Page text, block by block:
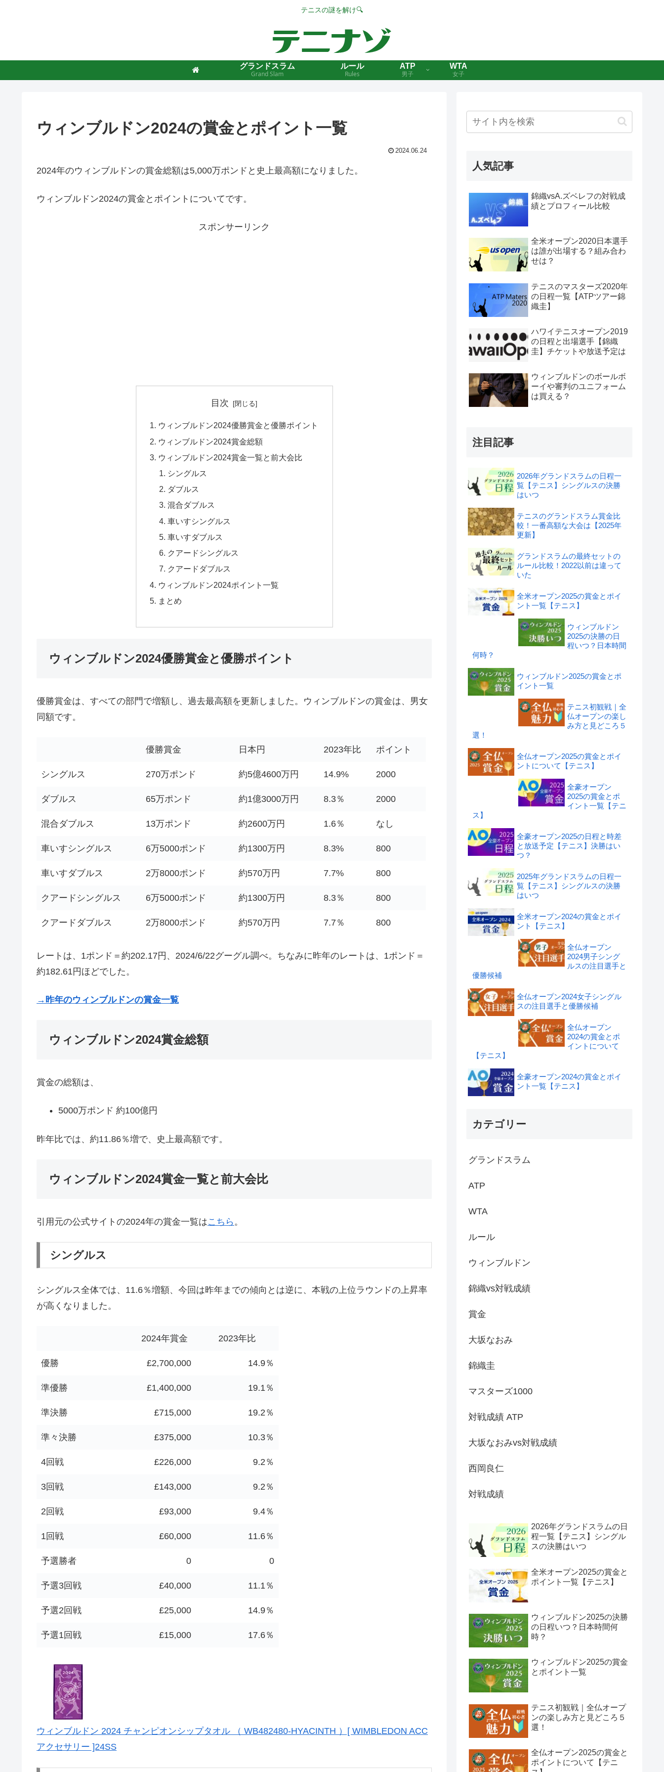
テニスの謎を解け🔍
グランドスラム
Grand Slam
ルール
Rules
ATP
男子
WTA
女子
ウィンブルドン2024の賞金とポイント一覧
2024.06.24
2024年のウィンブルドンの賞金総額は5,000万ポンドと史上最高額になりました。
ウィンブルドン2024の賞金とポイントについてです。
スポンサーリンク
目次
ウィンブルドン2024優勝賞金と優勝ポイント
ウィンブルドン2024賞金総額
ウィンブルドン2024賞金一覧と前大会比
シングルス
ダブルス
混合ダブルス
車いすシングルス
車いすダブルス
クアードシングルス
クアードダブルス
ウィンブルドン2024ポイント一覧
まとめ
ウィンブルドン2024優勝賞金と優勝ポイント
優勝賞金は、すべての部門で増額し、過去最高額を更新しました。ウィンブルドンの賞金は、男女
同額です。
優勝賞金 日本円 2023年比 ポイント
シングルス 270万ポンド 約5億4600万円 14.9% 2000
ダブルス 65万ポンド 約1億3000万円 8.3％ 2000
混合ダブルス 13万ポンド 約2600万円 1.6％ なし
車いすシングルス 6万5000ポンド 約1300万円 8.3% 800
車いすダブルス 2万8000ポンド 約570万円 7.7% 800
クアードシングルス 6万5000ポンド 約1300万円 8.3％ 800
クアードダブルス 2万8000ポンド 約570万円 7.7％ 800
レートは、1ポンド＝約202.17円、2024/6/22グーグル調べ。ちなみに昨年のレートは、1ポンド＝
約182.61円ほどでした。
→昨年のウィンブルドンの賞金一覧
ウィンブルドン2024賞金総額
賞金の総額は、
5000万ポンド 約100億円
昨年比では、約11.86％増で、史上最高額です。
ウィンブルドン2024賞金一覧と前大会比
引用元の公式サイトの2024年の賞金一覧はこちら 。
シングルス
シングルス全体では、11.6％増額、今回は昨年までの傾向とは逆に、本戦の上位ラウンドの上昇率
が高くなりました。
2024年賞金 2023年比
優勝 £2,700,000 14.9％
準優勝 £1,400,000 19.1％
準決勝 £715,000 19.2％
準々決勝 £375,000 10.3％
4回戦 £226,000 9.2％
3回戦 £143,000 9.2％
2回戦 £93,000 9.4％
1回戦 £60,000 11.6％
予選勝者 0 0
予選3回戦 £40,000 11.1％
予選2回戦 £25,000 14.9％
予選1回戦 £15,000 17.6％
ウィンブルドン 2024 チャンピオンシップタオル （ WB482480-HYACINTH ）[ WIMBLEDON ACC
アクセサリー ]24SS
人気記事
錦織vsA.ズベレフの対戦成
績とプロフィール比較
全米オープン2020日本選手
は誰が出場する？組み合わ
せは？
テニスのマスターズ2020年
の日程一覧【ATPツアー錦
織圭】
ハワイテニスオープン2019
の日程と出場選手【錦織
圭】チケットや放送予定は
ウィンブルドンのボールボ
ーイや審判のユニフォーム
は買える？
注目記事
2026年グランドスラムの日程一
覧【テニス】シングルスの決勝
はいつ
テニスのグランドスラム賞金比
較！一番高額な大会は【2025年
更新】
グランドスラムの最終セットの
ルール比較！2022以前は違って
いた
全米オープン2025の賞金とポイ
ント一覧【テニス】
ウィンブルドン
2025の決勝の日
程いつ？日本時間
何時？
ウィンブルドン2025の賞金とポ
イント一覧
テニス初観戦｜全
仏オープンの楽し
み方と見どころ５
選！
全仏オープン2025の賞金とポイ
ントについて【テニス】
全豪オープン
2025の賞金とポ
イント一覧【テニ
ス】
全豪オープン2025の日程と時差
と放送予定【テニス】決勝はい
つ？
2025年グランドスラムの日程一
覧【テニス】シングルスの決勝
はいつ
全米オープン2024の賞金とポイ
ント【テニス】
全仏オープン
2024男子シング
ルスの注目選手と
優勝候補
全仏オープン2024女子シングル
スの注目選手と優勝候補
全仏オープン
2024の賞金とポ
イントについて
【テニス】
全豪オープン2024の賞金とポイ
ント一覧【テニス】
カテゴリー
グランドスラム
ATP
WTA
ルール
ウィンブルドン
錦織vs対戦成績
賞金
大坂なおみ
錦織圭
マスターズ1000
対戦成績 ATP
大坂なおみvs対戦成績
西岡良仁
対戦成績
2026年グランドスラムの日
程一覧【テニス】シングル
スの決勝はいつ
全米オープン2025の賞金と
ポイント一覧【テニス】
ウィンブルドン2025の決勝
の日程いつ？日本時間何
時？
ウィンブルドン2025の賞金
とポイント一覧
テニス初観戦｜全仏オープ
ンの楽しみ方と見どころ５
選！
全仏オープン2025の賞金と
ポイントについて【テニ